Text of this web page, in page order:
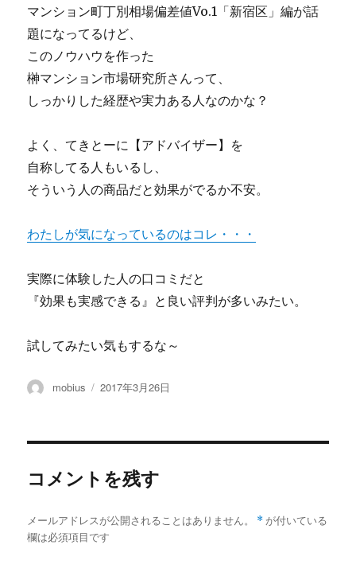
マンション町丁別相場偏差値Vo.1「新宿区」編が話
題になってるけど、
このノウハウを作った
榊マンション市場研究所さんって、
しっかりした経歴や実力ある人なのかな？
よく、てきとーに【アドバイザー】を
自称してる人もいるし、
そういう人の商品だと効果がでるか不安。
わたしが気になっているのはコレ・・・
実際に体験した人の口コミだと
『効果も実感できる』と良い評判が多いみたい。
試してみたい気もするな～
投
mobius
投
2017年3月26日
コメントを残す
メールアドレスが公開されることはありません。 * が付いている
欄は必須項目です